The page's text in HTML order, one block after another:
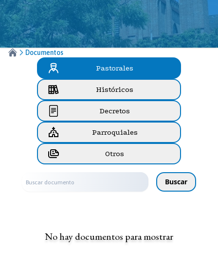
Documentos
Pastorales
Históricos
Decretos
Parroquiales
Otros
Buscar
No hay documentos para mostrar